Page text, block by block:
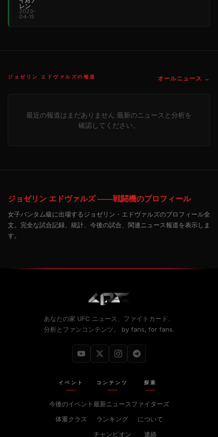
レン
2023-
04-15
ジョゼリン エドヴァルズの報道 オールニュース →
最近の報道はまだありません 最新のニュースと分析を
確認してください。
ジョゼリン エドヴァルズ ――戦闘機のプロフィール
女子バンタム級に出場するジョゼリン・エドヴァルズのプロフィール全
文。完全な試合記録、統計、今後の試合、関連ニュース報道を表示しま
す。
あなたの家 UFC ニュース、ファイトカード、
分析とファンコンテンツ。 by fans, for fans.
イベント
今後のイベント
体重クラス
コンテンツ
最新ニュース
ランキング
チャンピオン
探索
ファイターズ
について
連絡